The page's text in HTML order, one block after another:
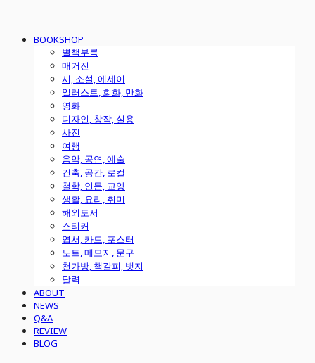
BOOKSHOP
별책부록
매거진
시, 소설, 에세이
일러스트, 회화, 만화
영화
디자인, 창작, 실용
사진
여행
음악, 공연, 예술
건축, 공간, 로컬
철학, 인문, 교양
생활, 요리, 취미
해외도서
스티커
엽서, 카드, 포스터
노트, 메모지, 문구
천가방, 책갈피, 뱃지
달력
ABOUT
NEWS
Q&A
REVIEW
BLOG